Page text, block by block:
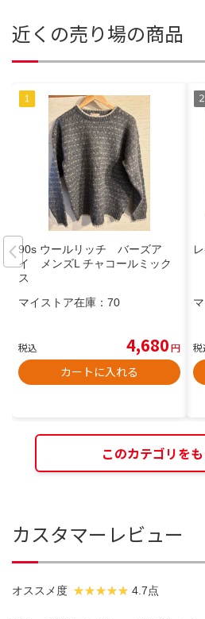
近くの売り場の商品
90s ウールリッチ バーズア
イ メンズL チャコールミック
ス
マイストア在庫： 70
税込 4,680円
カートに入れる
税
このカテゴリを
カスタマーレビュー
オススメ度 4.7点